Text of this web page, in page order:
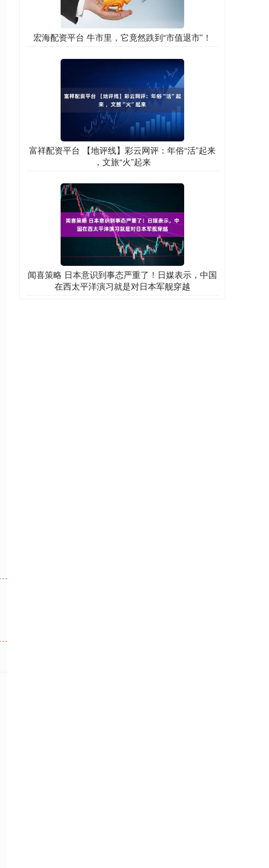
宏海配资平台 牛市里，它竟然跌到“市值退市”！
富祥配资平台 【地评线】彩云网评：年俗“活”起来
，文旅“火”起来
闻喜策略 日本意识到事态严重了！日媒表示，中国
在西太平洋演习就是对日本军舰穿越